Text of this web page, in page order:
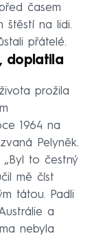
časem
štěstí na lidi.
přátelé.
doplatila
prožila
1964 na
Pelyněk.
to čestný
mě číst
tátou. Padli
a
nebyla